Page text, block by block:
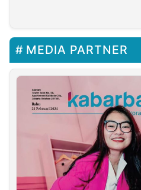
MEDIA PARTNER